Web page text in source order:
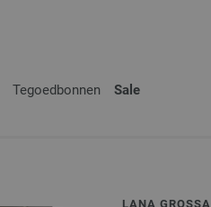
Tegoedbonnen Sale
LANA GROSSA